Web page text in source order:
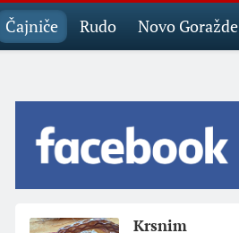
Čajniče Rudo Novo Goražde
Krsnim